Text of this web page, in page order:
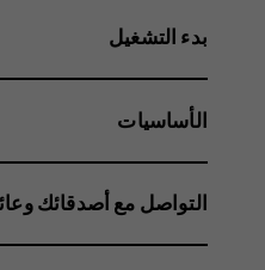
بدء التشغيل
الأساسيات
التواصل مع أصدقائك